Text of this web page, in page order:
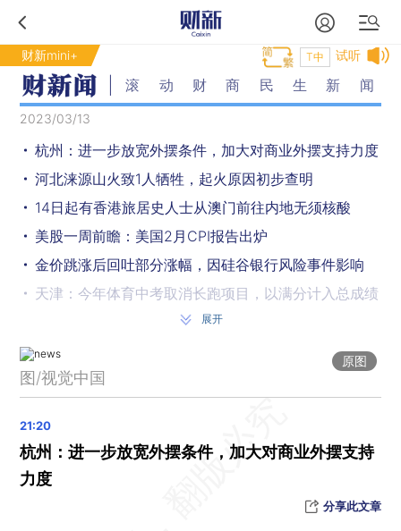
财新mini+ 试听
T中
滚动财商民生新闻
2023/03/13
杭州：进一步放宽外摆条件，加大对商业外摆支持力度
河北涞源山火致1人牺牲，起火原因初步查明
14日起有香港旅居史人士从澳门前往内地无须核酸
美股一周前瞻：美国2月CPI报告出炉
金价跳涨后回吐部分涨幅，因硅谷银行风险事件影响
天津：今年体育中考取消长跑项目，以满分计入总成绩
教育部：连续3年把“双减”督导作为教育督导“一号工程”
新一股冷空气蓄势待发！本周将给北方带来沙尘
北京发布大风黄色预警，局地阵风可达10级并伴有沙尘
科创新能等4条指数即将发布
展开
原图
图/视觉中国
杭州：进一步放宽外摆条件，加大对商业外摆支持
力度
分享此文章